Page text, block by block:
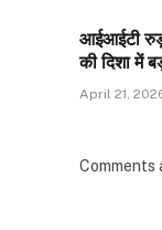
आईआईटी
की दिशा में
April 21,
Comments